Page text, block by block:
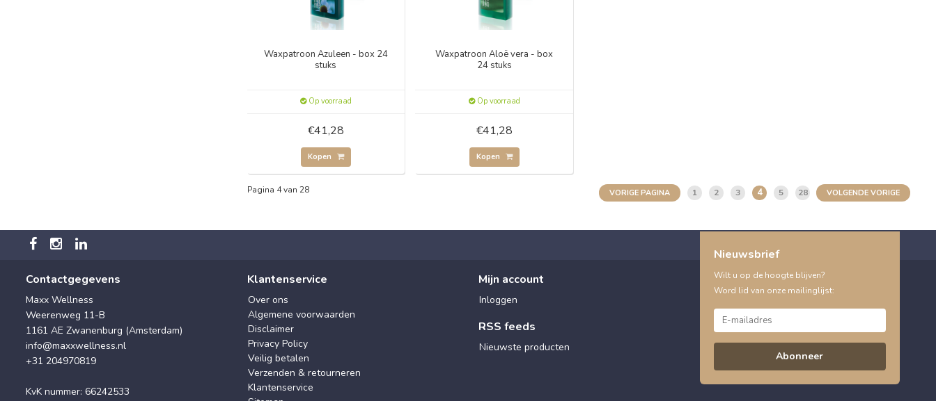
Waxpatroon Azuleen - box 24
stuks
Op voorraad
€41,28
Kopen
Waxpatroon Aloë vera - box
24 stuks
Op voorraad
€41,28
Kopen
Pagina 4 van 28 VORIGE PAGINA 1 2 3 4 5 28 VOLGENDE VORIGE
Contactgegevens
Maxx Wellness
Weerenweg 11-B
1161 AE Zwanenburg (Amsterdam)
info@maxxwellness.nl
+31 204970819
KvK nummer: 66242533
Klantenservice
Over ons
Algemene voorwaarden
Disclaimer
Privacy Policy
Veilig betalen
Verzenden & retourneren
Klantenservice
Mijn account
Inloggen
RSS feeds
Nieuwste producten
Nieuwsbrief
Wilt u op de hoogte blijven?
Word lid van onze mailinglijst:
Abonneer